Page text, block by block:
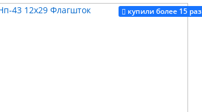
купили более 15 раз